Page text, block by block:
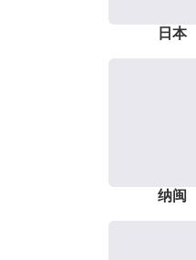
日本
纳闽